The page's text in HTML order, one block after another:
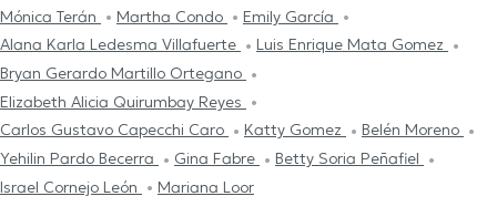
Mónica Terán
Martha Condo
Emily García
Alana Karla Ledesma Villafuerte
Luis Enrique Mata Gomez
Bryan Gerardo Martillo Ortegano
Elizabeth Alicia Quirumbay Reyes
Carlos Gustavo Capecchi Caro
Katty Gomez
Belén Moreno
Yehilin Pardo Becerra
Gina Fabre
Betty Soria Peñafiel
Israel Cornejo León
Mariana Loor